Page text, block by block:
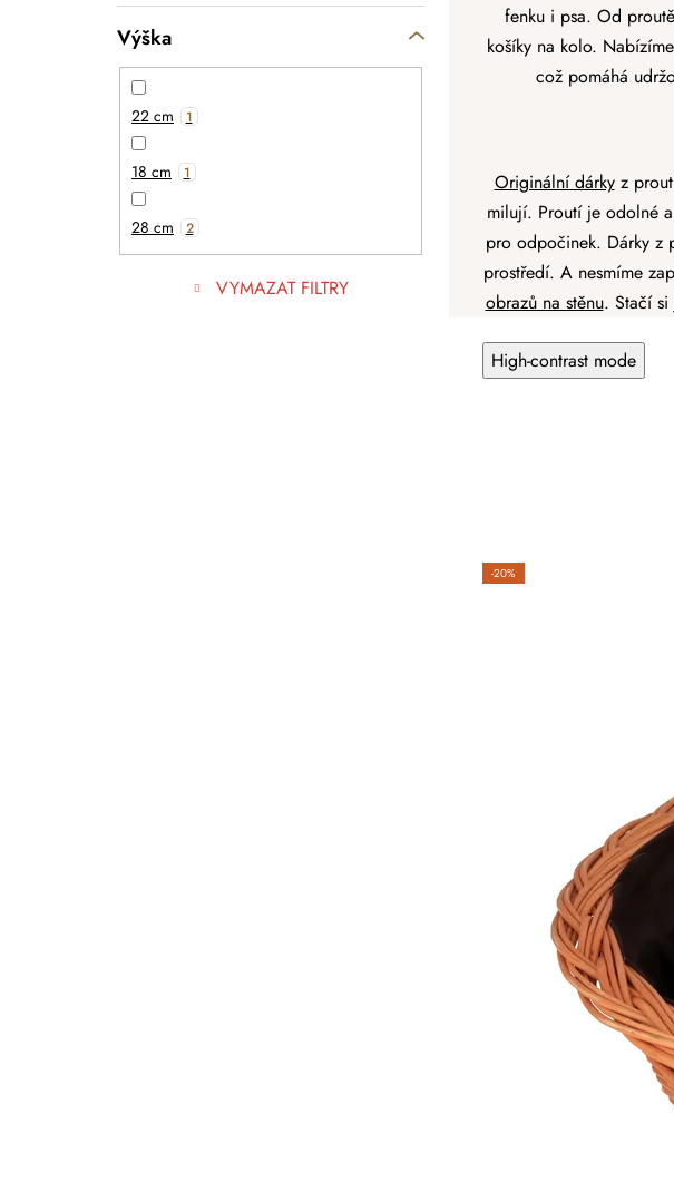
Výška
22 cm 1
18 cm 1
28 cm 2
VYMAZAT FILTRY
fenku i psa. Od
košíky na kolo.
což pomáhá
Originální dárkyz
milují. Proutí je odolné
pro odpočinek. Dárky z
prostředí. A nesmíme
obrazů na stěnu. Stačí si
High-contrast mode
-20%